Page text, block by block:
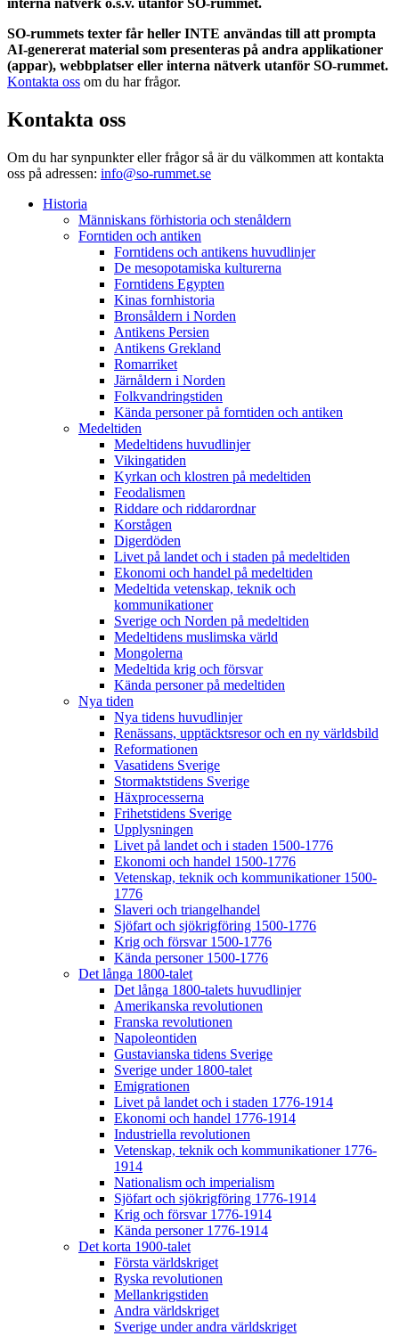
interna nätverk o.s.v. utanför SO-rummet.
SO-rummets texter får heller INTE användas till att prompta
AI-genererat material som presenteras på andra applikationer
(appar), webbplatser eller interna nätverk utanför SO-rummet.
Kontakta oss om du har frågor.
Kontakta oss
Om du har synpunkter eller frågor så är du välkommen att kontakta
oss på adressen: info@so-rummet.se
Historia
Människans förhistoria och stenåldern
Forntiden och antiken
Forntidens och antikens huvudlinjer
De mesopotamiska kulturerna
Forntidens Egypten
Kinas fornhistoria
Bronsåldern i Norden
Antikens Persien
Antikens Grekland
Romarriket
Järnåldern i Norden
Folkvandringstiden
Kända personer på forntiden och antiken
Medeltiden
Medeltidens huvudlinjer
Vikingatiden
Kyrkan och klostren på medeltiden
Feodalismen
Riddare och riddarordnar
Korstågen
Digerdöden
Livet på landet och i staden på medeltiden
Ekonomi och handel på medeltiden
Medeltida vetenskap, teknik och
kommunikationer
Sverige och Norden på medeltiden
Medeltidens muslimska värld
Mongolerna
Medeltida krig och försvar
Kända personer på medeltiden
Nya tiden
Nya tidens huvudlinjer
Renässans, upptäcktsresor och en ny världsbild
Reformationen
Vasatidens Sverige
Stormaktstidens Sverige
Häxprocesserna
Frihetstidens Sverige
Upplysningen
Livet på landet och i staden 1500-1776
Ekonomi och handel 1500-1776
Vetenskap, teknik och kommunikationer 1500-
1776
Slaveri och triangelhandel
Sjöfart och sjökrigföring 1500-1776
Krig och försvar 1500-1776
Kända personer 1500-1776
Det långa 1800-talet
Det långa 1800-talets huvudlinjer
Amerikanska revolutionen
Franska revolutionen
Napoleontiden
Gustavianska tidens Sverige
Sverige under 1800-talet
Emigrationen
Livet på landet och i staden 1776-1914
Ekonomi och handel 1776-1914
Industriella revolutionen
Vetenskap, teknik och kommunikationer 1776-
1914
Nationalism och imperialism
Sjöfart och sjökrigföring 1776-1914
Krig och försvar 1776-1914
Kända personer 1776-1914
Det korta 1900-talet
Första världskriget
Ryska revolutionen
Mellankrigstiden
Andra världskriget
Sverige under andra världskriget